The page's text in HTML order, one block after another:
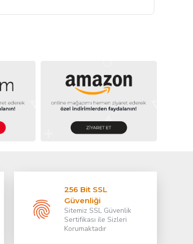
256 Bit SSL
Güvenliği
Sitemiz SSL Güvenlik
Sertifikası ile Sizleri
Korumaktadır